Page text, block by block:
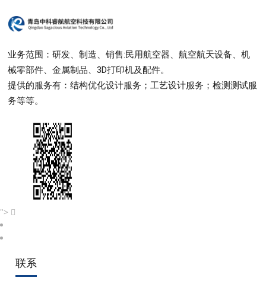
业务范围：研发、制造、销售:民用航空器、航空航天设备、机
械零部件、金属制品、3D打印机及配件。
提供的服务有：结构优化设计服务；工艺设计服务；检测测试服
务等等。
">
联系